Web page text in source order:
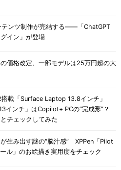
テンツ制作が完結する――「ChatGPT
イン」が登場
価格改定、一部モデルは25万円超の大
載「Surface Laptop 13.8インチ」
インチ」はCopilot+ PCの“完成形”？
チェックしてみた
生み出す謎の“脳汁感” XPPen「Pilot
ル」のお絵描き実用度をチェック